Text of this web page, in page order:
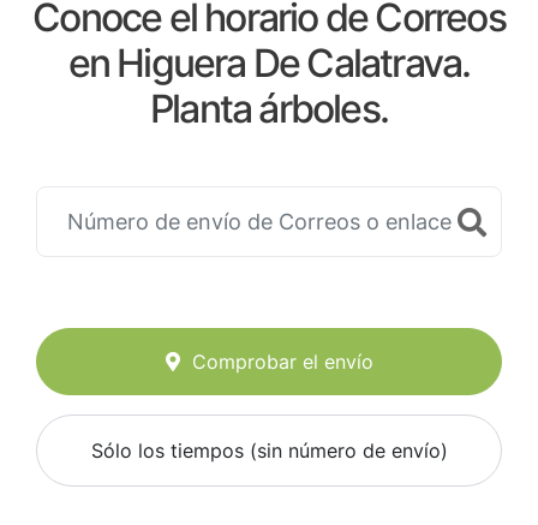
Conoce el horario de Correos
en Higuera De Calatrava.
Planta árboles.
Comprobar el envío
Sólo los tiempos (sin número de envío)